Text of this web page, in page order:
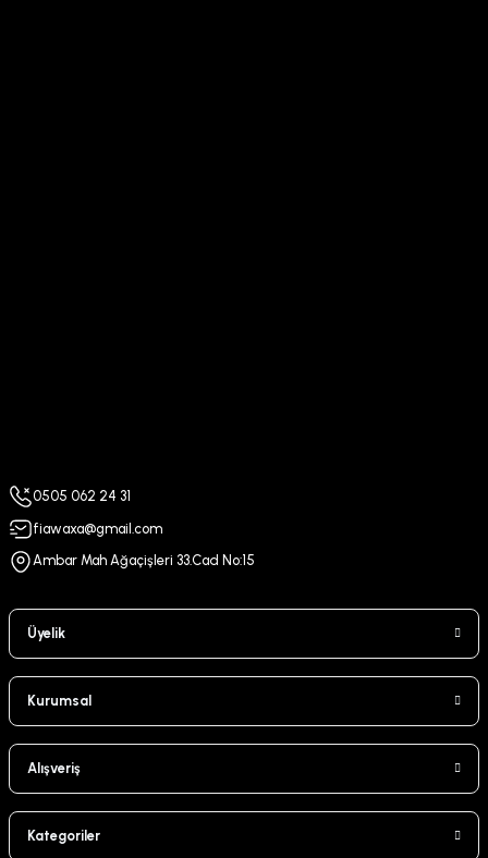
0505 062 24 31
fiawaxa@gmail.com
Ambar Mah Ağaçişleri 33.Cad No:15
Üyelik
Kurumsal
Alışveriş
Kategoriler